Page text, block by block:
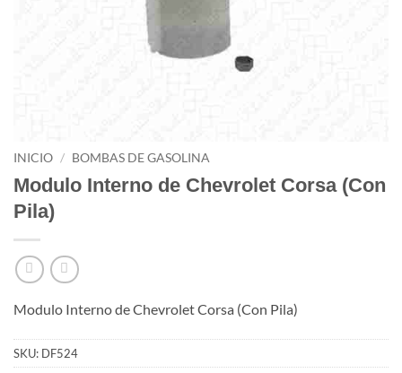
INICIO / BOMBAS DE GASOLINA
Modulo Interno de Chevrolet Corsa (Con
Pila)
Modulo Interno de Chevrolet Corsa (Con Pila)
SKU: DF524